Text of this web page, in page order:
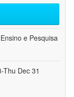
e Pesquisa
Thu Dec 31